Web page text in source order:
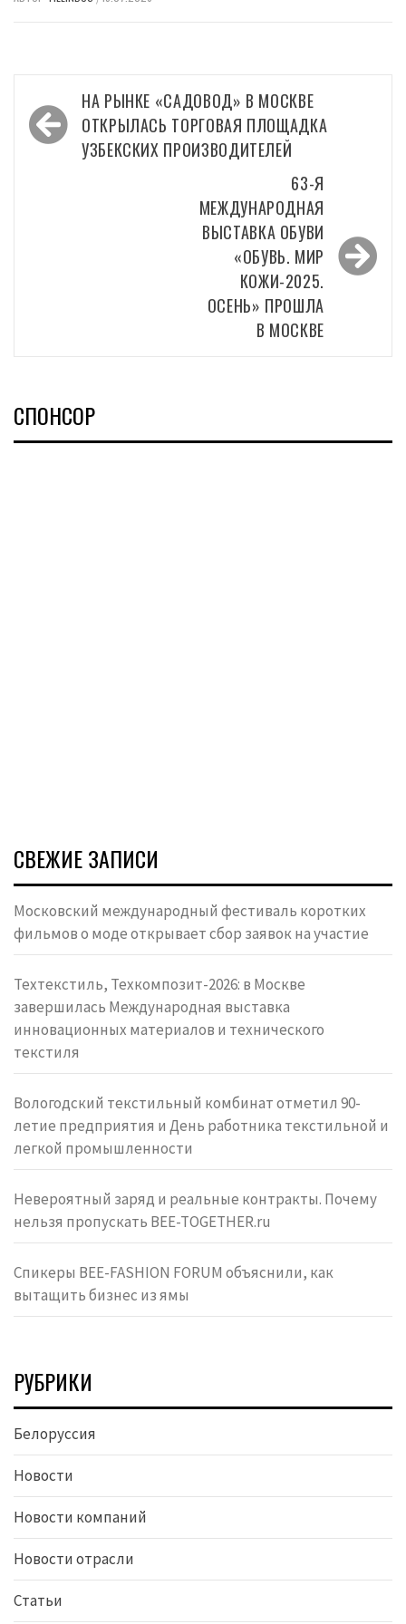
Навигация
по
записям
НА РЫНКЕ «САДОВОД» В МОСКВЕ
ОТКРЫЛАСЬ ТОРГОВАЯ ПЛОЩАДКА
УЗБЕКСКИХ ПРОИЗВОДИТЕЛЕЙ
63-Я
МЕЖДУНАРОДНАЯ
ВЫСТАВКА ОБУВИ
«ОБУВЬ. МИР
КОЖИ-2025.
ОСЕНЬ» ПРОШЛА
В МОСКВЕ
СПОНСОР
СВЕЖИЕ ЗАПИСИ
Московский международный фестиваль коротких
фильмов о моде открывает сбор заявок на участие
Техтекстиль, Техкомпозит-2026: в Москве
завершилась Международная выставка
инновационных материалов и технического
текстиля
Вологодский текстильный комбинат отметил 90-
летие предприятия и День работника текстильной и
легкой промышленности
Невероятный заряд и реальные контракты. Почему
нельзя пропускать BEE-TOGETHER.ru
Спикеры BEE-FASHION FORUM объяснили, как
вытащить бизнес из ямы
РУБРИКИ
Белоруссия
Новости
Новости компаний
Новости отрасли
Статьи